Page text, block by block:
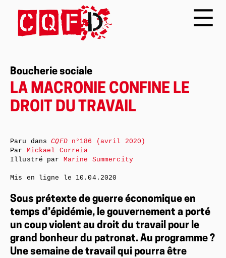
Boucherie sociale
LA MACRONIE CONFINE LE
DROIT DU TRAVAIL
Sous prétexte de guerre économique en
temps d’épidémie, le gouvernement a porté
un coup violent au droit du travail pour le
grand bonheur du patronat. Au programme ?
Une semaine de travail qui pourra être
Paru dansCQFDn°186 (avril 2020)
Par Mickael Correia
Illustré par Marine Summercity
Mis en ligne le 10.04.2020